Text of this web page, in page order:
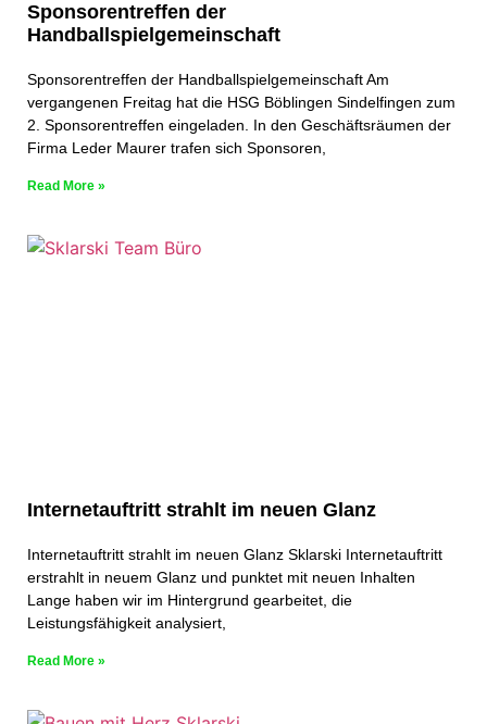
Sponsorentreffen der
Handballspielgemeinschaft
Sponsorentreffen der Handballspielgemeinschaft Am
vergangenen Freitag hat die HSG Böblingen Sindelfingen zum
2. Sponsorentreffen eingeladen. In den Geschäftsräumen der
Firma Leder Maurer trafen sich Sponsoren,
Read More »
Internetauftritt strahlt im neuen Glanz
Internetauftritt strahlt im neuen Glanz Sklarski Internetauftritt
erstrahlt in neuem Glanz und punktet mit neuen Inhalten
Lange haben wir im Hintergrund gearbeitet, die
Leistungsfähigkeit analysiert,
Read More »